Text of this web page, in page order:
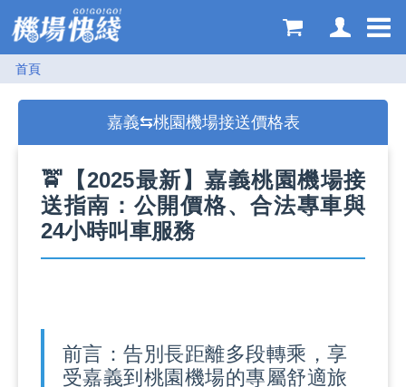
購物車 登入
首頁
嘉義⇆桃園機場接送價格表
🚖【2025最新】嘉義桃園機場接
送指南：公開價格、合法專車與
24小時叫車服務
前言：告別長距離多段轉乘，享
受嘉義到桃園機場的專屬舒適旅